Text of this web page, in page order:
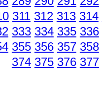
311 312 313 314
333 334 335 336
355 356 357 358
374 375 376 377